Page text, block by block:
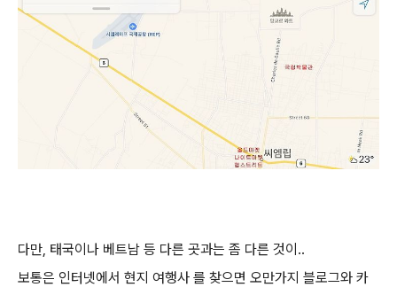
다만, 태국이나 베트남 등 다른 곳과는 좀 다른 것이..
보통은 인터넷에서 현지 여행사 를 찾으면 오만가지 블로그와 카